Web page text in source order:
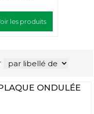
les produits
ONDULÉE